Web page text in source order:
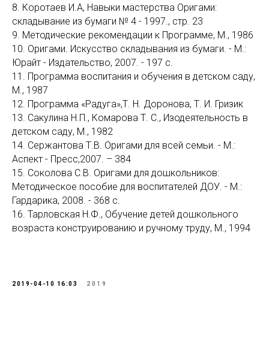
8. Коротаев И.А, Навыки мастерства Оригами:
складывание из бумаги № 4 - 1997., стр. 23
9. Методические рекомендации к Программе, М., 1986
10. Оригами. Искусство складывания из бумаги. - М.:
Юрайт - Издательство, 2007. - 197 с.
11. Программа воспитания и обучения в детском саду,
М., 1987
12. Программа «Радуга»,Т. Н. Доронова, Т. И. Гризик
13. Сакулина Н.П., Комарова Т. С., Изодеятельность в
детском саду, М., 1982
14. Сержантова Т.В. Оригами для всей семьи. - М.:
Аспект - Пресс,2007. – 384
15. Соколова С.В. Оригами для дошкольников:
Методическое пособие для воспитателей ДОУ. - М.:
Гардарика, 2008. - 368 с.
16. Тарловская Н.Ф., Обучение детей дошкольного
возраста конструированию и ручному труду, М., 1994
2019-04-10 16:03 2019